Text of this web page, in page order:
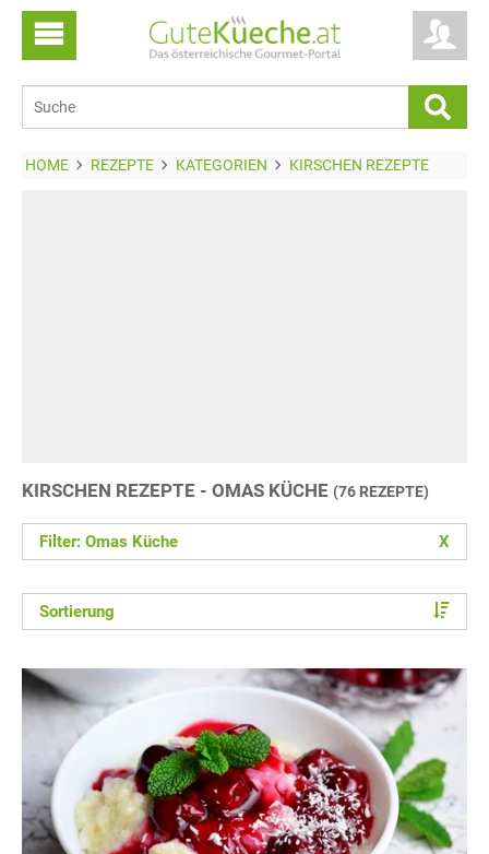
HOME REZEPTE KATEGORIEN KIRSCHEN REZEPTE
KIRSCHEN REZEPTE - OMAS KÜCHE (76 REZEPTE)
Filter: Omas Küche X
Sortierung